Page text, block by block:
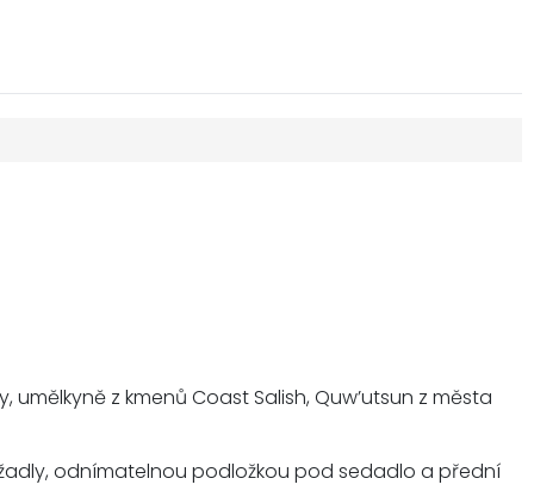
z kmenů Coast Salish, Quw’utsun z města
odnímatelnou podložkou pod sedadlo a přední